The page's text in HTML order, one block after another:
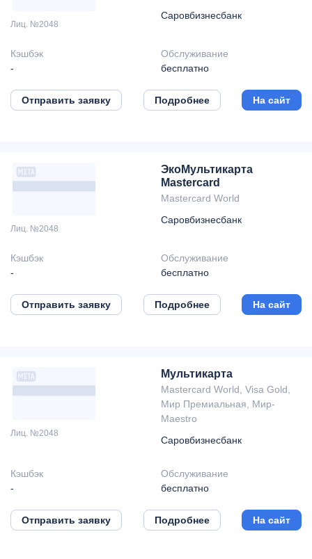
Лиц. №2048
Саровбизнесбанк
Кэшбэк
-
Обслуживание
бесплатно
Отправить заявку Подробнее На сайт
Лиц. №2048
ЭкоМультикарта
Mastercard
Mastercard World
Саровбизнесбанк
Кэшбэк
-
Обслуживание
бесплатно
Отправить заявку Подробнее На сайт
Лиц. №2048
Мультикарта
Mastercard World, Visa Gold,
Мир Премиальная, Мир-
Maestro
Саровбизнесбанк
Кэшбэк
-
Обслуживание
бесплатно
Отправить заявку Подробнее На сайт